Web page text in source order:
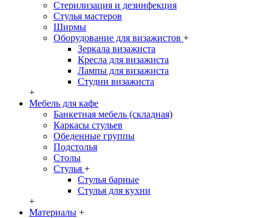
Стерилизация и дезинфекция
Стулья мастеров
Ширмы
Оборудование для визажистов +
Зеркала визажиста
Кресла для визажиста
Лампы для визажиста
Студии визажиста
+
Мебель для кафе
Банкетная мебель (складная)
Каркасы стульев
Обеденные группы
Подстолья
Столы
Стулья +
Стулья барные
Стулья для кухни
+
Материалы +